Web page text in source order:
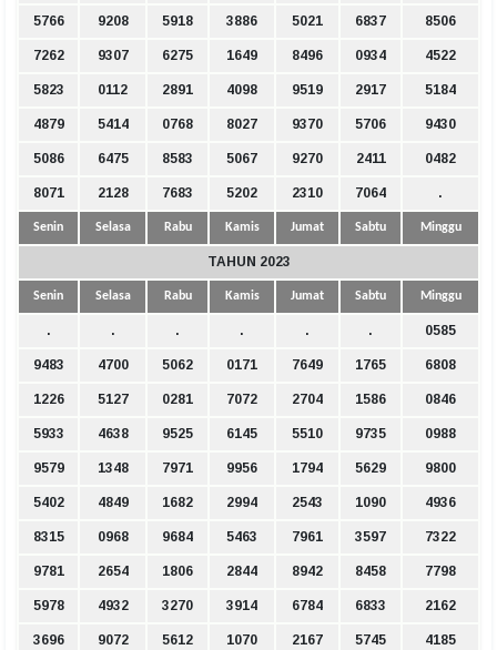
5766 9208 5918 3886 5021 6837 8506
7262 9307 6275 1649 8496 0934 4522
5823 0112 2891 4098 9519 2917 5184
4879 5414 0768 8027 9370 5706 9430
5086 6475 8583 5067 9270 2411 0482
8071 2128 7683 5202 2310 7064 .
Senin Selasa Rabu Kamis Jumat Sabtu Minggu
TAHUN 2023
Senin Selasa Rabu Kamis Jumat Sabtu Minggu
. . . . . . 0585
9483 4700 5062 0171 7649 1765 6808
1226 5127 0281 7072 2704 1586 0846
5933 4638 9525 6145 5510 9735 0988
9579 1348 7971 9956 1794 5629 9800
5402 4849 1682 2994 2543 1090 4936
8315 0968 9684 5463 7961 3597 7322
9781 2654 1806 2844 8942 8458 7798
5978 4932 3270 3914 6784 6833 2162
3696 9072 5612 1070 2167 5745 4185